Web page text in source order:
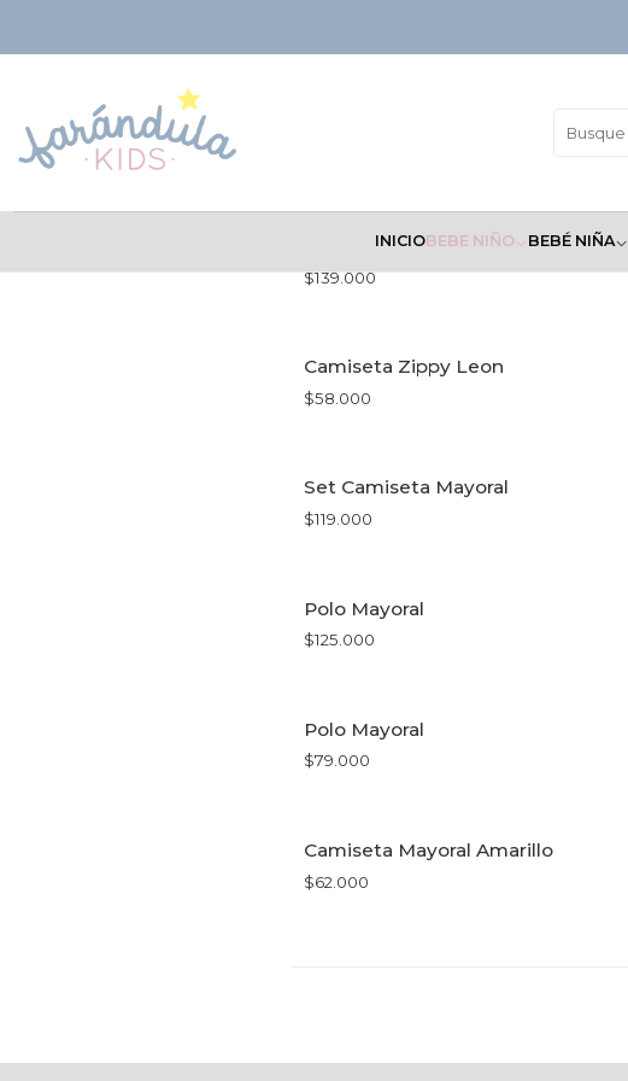
INICIOBEBE NIÑO BEBÉ NIÑA
Camiseta Grazziani Crudo
$139.000
Camiseta Zippy Leon
$58.000
Set Camiseta Mayoral
$119.000
Polo Mayoral
$125.000
Polo Mayoral
$79.000
Camiseta Mayoral Amarillo
$62.000